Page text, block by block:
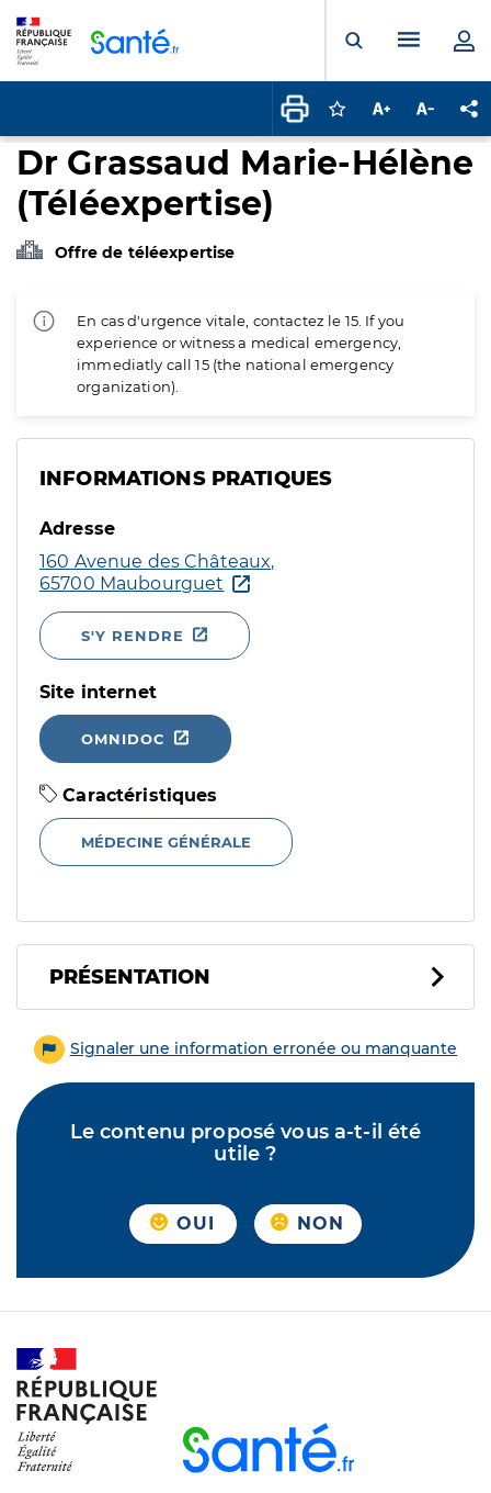
Ouvrir laMenu
Connectez-vous
Augmenter la
Dr Grassaud Marie-Hélène
(Téléexpertise)
Offre de téléexpertise
En cas d'urgence vitale, contactez le 15. If you
experience or witness a medical emergency,
immediatly call 15 (the national emergency
organization).
INFORMATIONS PRATIQUES
Adresse
160 Avenue des Châteaux,
65700 Maubourguet
S'Y RENDRE
Site internet
OMNIDOC
Caractéristiques
MÉDECINE GÉNÉRALE
PRÉSENTATION
Signaler une information erronée ou manquante
Le contenu proposé vous a-t-il été
utile ?
OUI NON